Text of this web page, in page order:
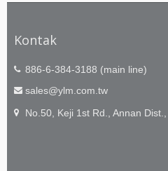
Kontak
886-6-384-3188 (main line)
sales@ylm.com.tw
No.50, Keji 1st Rd., Annan